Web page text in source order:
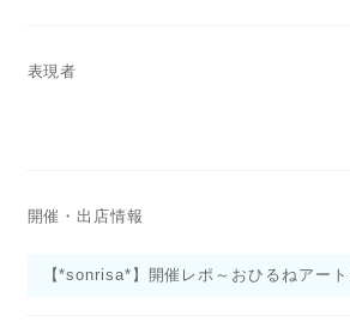
表現者
開催・出店情報